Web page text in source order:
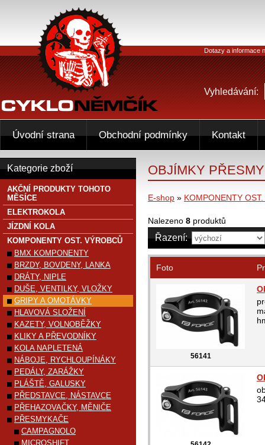
OBJÍMKY
E-shop » KOMPONENTY
Nalezeno 8 produktů
Řazení:
Foto
56141
Kategorie zboží
AKČNÍ PRODUKTY TOHOTO
MĚSÍCE
ELEKTROKOLA
JÍZDNÍ KOLA
KOMPONENTY OST. VÝROBCŮ
BMX KOMPONENTY
BRZDY, BOVDENY, LANKA
DRÁTY, NIPLE
DUŠE, VENTILKY, VLOŽKY
GRIPY A OMOTÁVKY
HLAVOVÁ SLOŽENÍ
KAZETY, VOLNOBĚŽKY
KLIKY A PŘEVODNÍKY
KOLA NAPLETENÁ
NÁBOJE, RYCHLOUPÍNÁKY
PEDÁLY, ZARÁŽKY
PLÁŠTĚ, GALUSKY
PŘEDSTAVCE, NÁSTAVCE
PŘEHAZOVAČKY, MĚNIČE
PŘESMYKAČE
CAMPAGNOLO
MICROSHIFT
Dotazy a informace
Vyhledávání:
Úvodní strana Obchodní podmínky Kontakt